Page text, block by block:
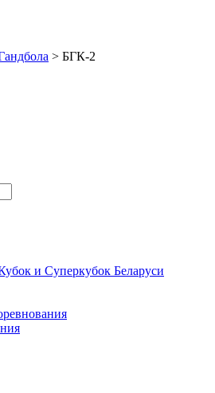
> БГК-2
и Суперкубок Беларуси